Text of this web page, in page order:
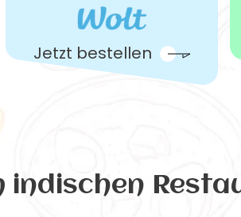
Jetzt bestellen
indischen